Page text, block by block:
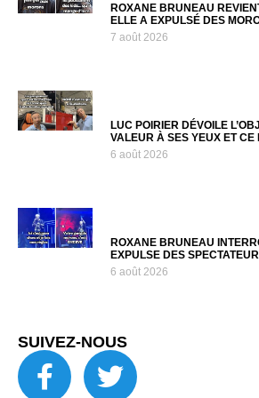
ROXANE BRUNEAU
ELLE A EXPULSÉ DES
7 août 2026
LUC POIRIER DÉVOILE
VALEUR À SES YEUX ET CE
6 août 2026
ROXANE BRUNEAU
EXPULSE DES
6 août 2026
SUIVEZ-NOUS